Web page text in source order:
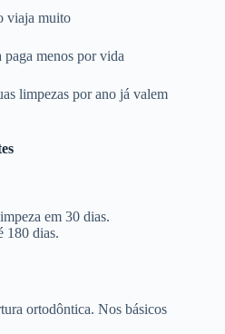
viaja muito
menos por vida
limpezas por ano já valem
em 30 dias.
180 dias.
ortodôntica. Nos básicos